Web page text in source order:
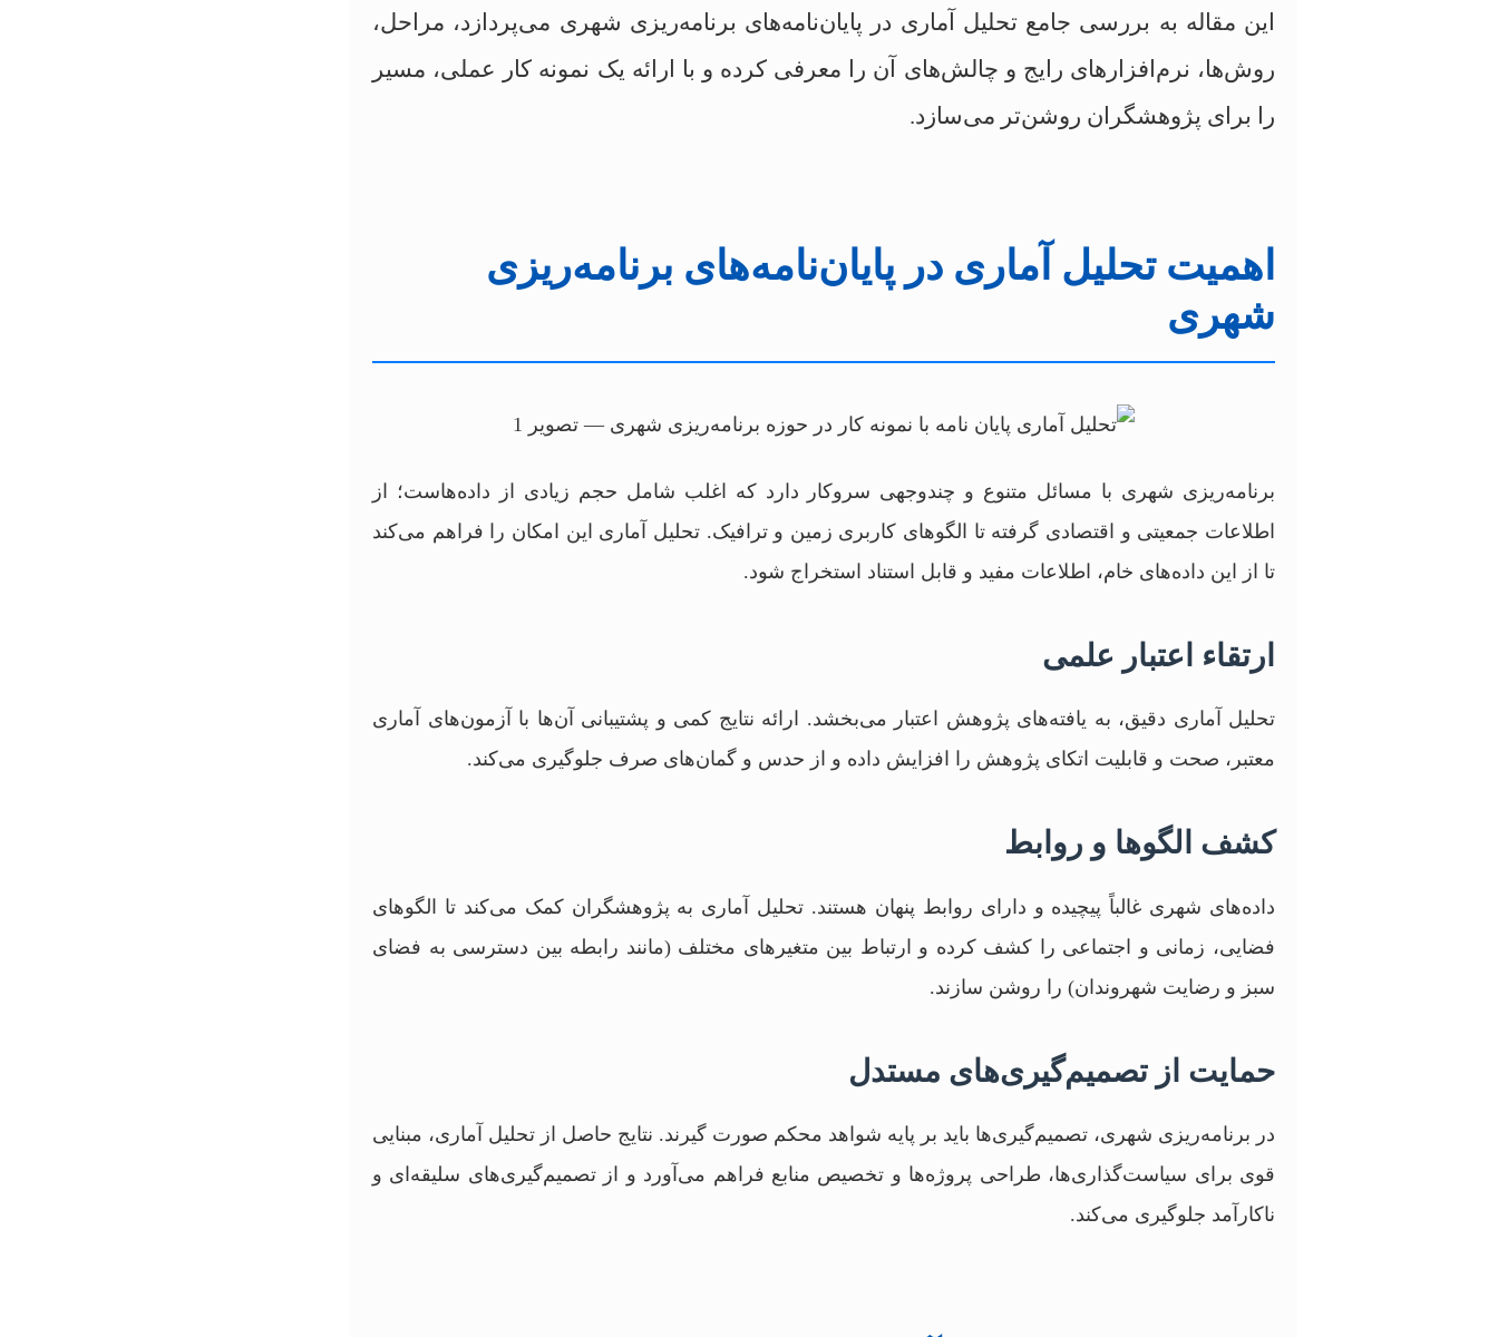
این مقاله به بررسی جامع تحلیل آماری در پایان‌نامه‌های برنامه‌ریزی شهری می‌پردازد، مراحل،
روش‌ها، نرم‌افزارهای رایج و چالش‌های آن را معرفی کرده و با ارائه یک نمونه کار عملی، مسیر
را برای پژوهشگران روشن‌تر می‌سازد.
اهمیت تحلیل آماری در پایان‌نامه‌های برنامه‌ریزی
شهری
برنامه‌ریزی شهری با مسائل متنوع و چندوجهی سروکار دارد که اغلب شامل حجم زیادی از داده‌هاست؛ از
اطلاعات جمعیتی و اقتصادی گرفته تا الگوهای کاربری زمین و ترافیک. تحلیل آماری این امکان را فراهم می‌کند
تا از این داده‌های خام، اطلاعات مفید و قابل استناد استخراج شود.
ارتقاء اعتبار علمی
تحلیل آماری دقیق، به یافته‌های پژوهش اعتبار می‌بخشد. ارائه نتایج کمی و پشتیبانی آن‌ها با آزمون‌های آماری
معتبر، صحت و قابلیت اتکای پژوهش را افزایش داده و از حدس و گمان‌های صرف جلوگیری می‌کند.
کشف الگوها و روابط
داده‌های شهری غالباً پیچیده و دارای روابط پنهان هستند. تحلیل آماری به پژوهشگران کمک می‌کند تا الگوهای
فضایی، زمانی و اجتماعی را کشف کرده و ارتباط بین متغیرهای مختلف (مانند رابطه بین دسترسی به فضای
سبز و رضایت شهروندان) را روشن سازند.
حمایت از تصمیم‌گیری‌های مستدل
در برنامه‌ریزی شهری، تصمیم‌گیری‌ها باید بر پایه شواهد محکم صورت گیرند. نتایج حاصل از تحلیل آماری، مبنایی
قوی برای سیاست‌گذاری‌ها، طراحی پروژه‌ها و تخصیص منابع فراهم می‌آورد و از تصمیم‌گیری‌های سلیقه‌ای و
ناکارآمد جلوگیری می‌کند.